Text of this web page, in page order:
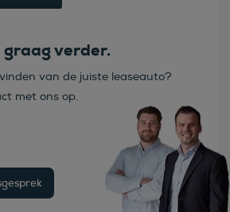
graag verder.
van de juiste leaseauto?
met ons op.